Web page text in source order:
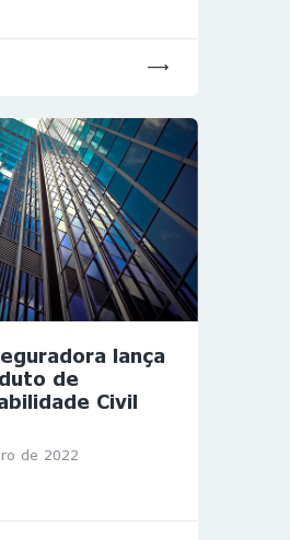
lança
de
Civil
de 2022